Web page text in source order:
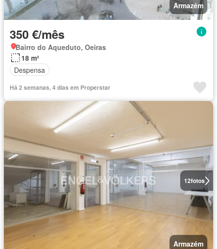
Armazém
350 €/mês
Bairro do Aqueduto, Oeiras
18 m²
Despensa
Há 2 semanas, 4 dias em Properstar
12fotos
Armazém